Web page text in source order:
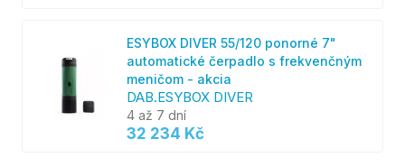
ESYBOX DIVER 55/120 ponorné 7"
automatické čerpadlo s frekvenčným
meničom - akcia
DAB.ESYBOX DIVER
4 až 7 dní
32 234 Kč